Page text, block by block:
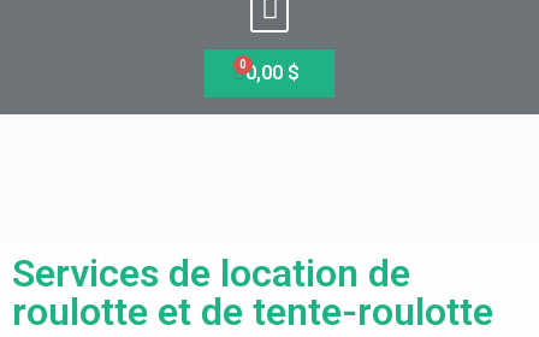
0,00 $
0
Services de location de
roulotte et de tente-roulotte